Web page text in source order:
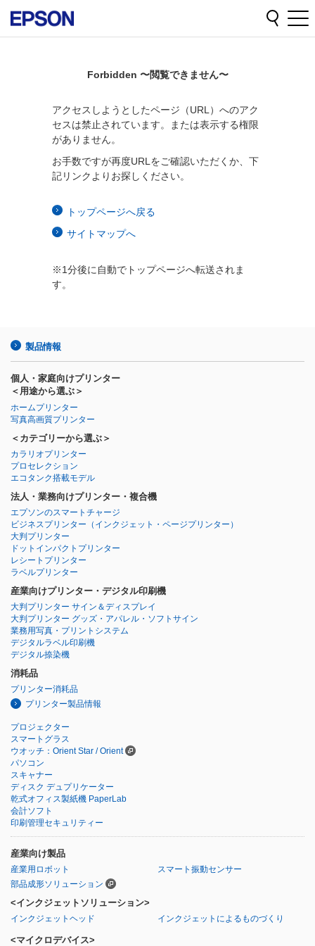
Forbidden 〜閲覧できません〜
アクセスしようとしたページ（URL）へのアク
セスは禁止されています。または表示する権限
がありません。
お手数ですが再度URLをご確認いただくか、下
記リンクよりお探しください。
トップページへ戻る
サイトマップへ
※1分後に自動でトップページへ転送されま
す。
製品情報
個人・家庭向けプリンター
＜用途から選ぶ＞
ホームプリンター
写真高画質プリンター
＜カテゴリーから選ぶ＞
カラリオプリンター
プロセレクション
エコタンク搭載モデル
法人・業務向けプリンター・複合機
エプソンのスマートチャージ
ビジネスプリンター （インクジェット・ページプリンター）
大判プリンター
ドットインパクトプリンター
レシートプリンター
ラベルプリンター
産業向けプリンター・デジタル印刷機
大判プリンター サイン＆ディスプレイ
大判プリンター グッズ・アパレル・ソフトサイン
業務用写真・プリントシステム
デジタルラベル印刷機
デジタル捺染機
消耗品
プリンター消耗品
プリンター製品情報
プロジェクター
スマートグラス
ウオッチ：Orient Star / Orient
パソコン
スキャナー
ディスク デュプリケーター
乾式オフィス製紙機 PaperLab
会計ソフト
印刷管理セキュリティー
産業向け製品
産業用ロボット
スマート振動センサー
部品成形ソリューション
<インクジェットソリューション>
インクジェットヘッド インクジェットによるものづくり
<マイクロデバイス>